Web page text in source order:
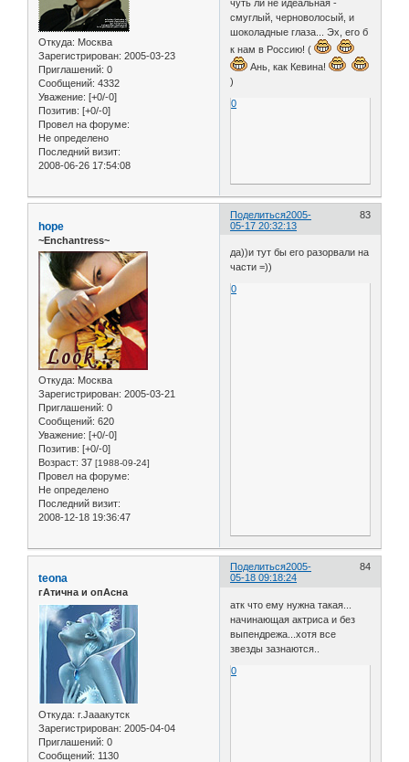
Откуда: Москва
Зарегистрирован: 2005-03-23
Приглашений: 0
Сообщений: 4332
Уважение: [+0/-0]
Позитив: [+0/-0]
Провел на форуме:
Не определено
Последний визит:
2008-06-26 17:54:08
чуть ли не идеальная -
смуглый, черноволосый, и
шоколадные глаза... Эх, его б
к нам в Россию! (
Ань, как Кевина!
)
0
Поделиться 83
2005-
05-17 20:32:13
hope
~Enchantress~
Откуда: Москва
Зарегистрирован: 2005-03-21
Приглашений: 0
Сообщений: 620
Уважение: [+0/-0]
Позитив: [+0/-0]
Возраст: 37 [1988-09-24]
Провел на форуме:
Не определено
Последний визит:
2008-12-18 19:36:47
да))и тут бы его разорвали на
части =))
0
Поделиться 84
2005-
05-18 09:18:24
teona
гАтична и опАсна
Откуда: г.Jaaaкутск
Зарегистрирован: 2005-04-04
Приглашений: 0
Сообщений: 1130
атк что ему нужна такая...
начинающая актриса и без
выпендрежа...хотя все
звезды зазнаются..
0